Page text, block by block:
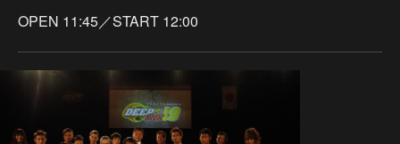
OPEN 11:45／START 12:00